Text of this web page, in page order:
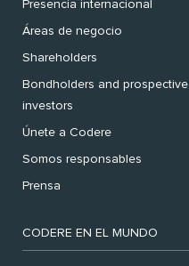
Presencia internacional
Áreas de negocio
Shareholders
Bondholders and prospective
investors
Únete a Codere
Somos responsables
Prensa
CODERE EN EL MUNDO